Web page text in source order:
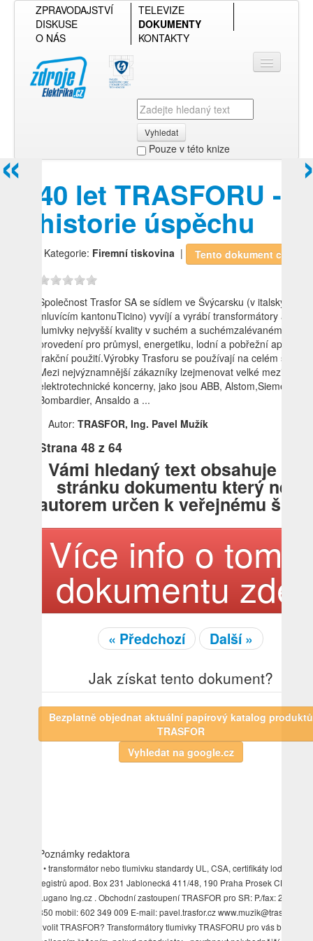
ZPRAVODAJSTVÍ
TELEVIZE
DISKUSE
DOKUMENTY
O NÁS
KONTAKTY
Vyhledat
Pouze v této knize
Přehled podle firmy
Přehled podle obsahu
40 let TRASFORU -
historie úspěchu
| Kategorie: Firemní tiskovina | Tento dokument chci!
Společnost Trasfor SA se sídlem ve Švýcarsku (v italsky
mluvícím kantonuTicino) vyvíjí a vyrábí transformátory a
tlumivky nejvyšší kvality v suchém a suchémzalévaném
provedení pro průmysl, energetiku, lodní a pobřežní aplikace
trakční použití.Výrobky Trasforu se používají na celém světě.
Mezi nejvýznamnější zákazníky lzejmenovat velké
elektrotechnické koncerny, jako jsou ABB, Alstom,Siemens,
Bombardier, Ansaldo a ...
Autor: TRASFOR, Ing. Pavel Mužík
Strana 48z 64
«
Vámi hledaný text obsahuje tato
stránku dokumentu který není
autorem určen k veřejnému
Více info o tomto
dokumentu zde!
« Předchozí Další »
Jak získat tento dokument?
Bezplatně objednat aktuální papírový katalog produktů
TRASFOR
Poznámky redaktora
) • transformátor nebo tlumivku standardy UL, CSA, certifikáty lodních
registrů apod. Box 231 Jablonecká 411/48, 190 Praha Prosek CH-6995
Lugano Ing.cz . Obchodní zastoupení TRASFOR pro SR: P./fax: 286 584
850 mobil: 602 349 009 E-mail: pavel.trasfor.cz
zvolit TRASFOR? Transformátory tlumivky TRASFORU pro vás budou